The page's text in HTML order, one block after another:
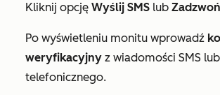
Kliknij opcję Wyślij SMS lub Zadzwoń
Po wyświetleniu monitu wprowadź
weryfikacyjny z wiadomości SMS
telefonicznego.